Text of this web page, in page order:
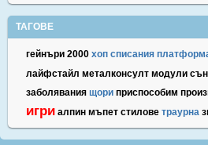
ТАГОВЕ
гейнъри 2000 хоп списания
лайфстайл металконсулт модули
заболявания щори приспособим
игри алпин мъпет стилове траурна